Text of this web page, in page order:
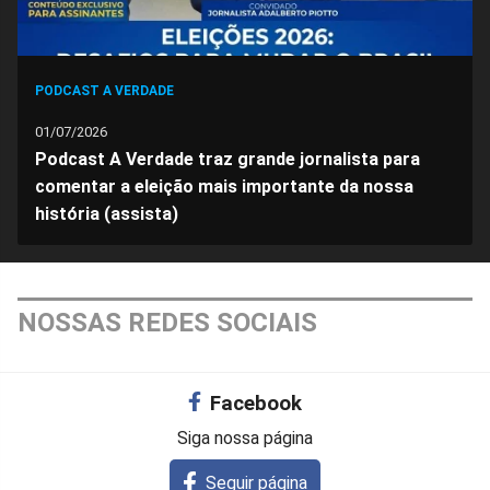
PODCAST A VERDADE
01/07/2026
Podcast A Verdade traz grande jornalista para
comentar a eleição mais importante da nossa
história (assista)
NOSSAS REDES SOCIAIS
Facebook
Siga nossa página
Seguir página